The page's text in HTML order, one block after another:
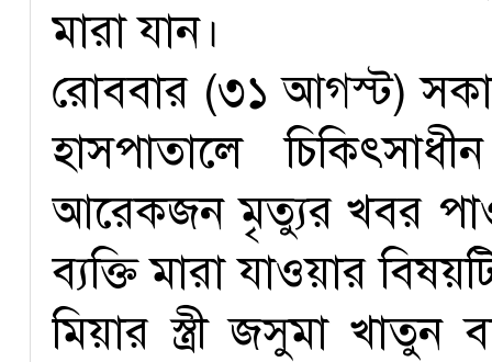
মারা যান।
রোববার (৩১ আগস্ট)
হাসপাতালে
আরেকজন মৃত্যুর খবর
ব্যক্তি মারা যাওয়ার
মিয়ার স্ত্রী জসুমা খাতুন